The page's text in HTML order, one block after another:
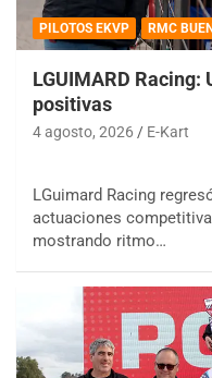
PILOTOS EKVP RMC
LGUIMARD
positivas
4 agosto, 2026 E-Kart
LGuimard Racing
actuaciones
mostrando ritmo…